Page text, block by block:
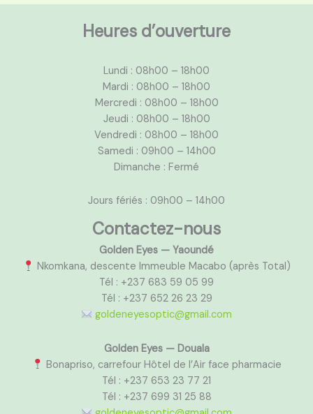
Heures d’ouverture
Lundi : 08h00 – 18h00
Mardi : 08h00 – 18h00
Mercredi : 08h00 – 18h00
Jeudi : 08h00 – 18h00
Vendredi : 08h00 – 18h00
Samedi : 09h00 – 14h00
Dimanche : Fermé
Jours fériés : 09h00 – 14h00
Contactez-nous
Golden Eyes — Yaoundé
Nkomkana, descente Immeuble Macabo (après Total)
Tél : +237 683 59 05 99
Tél : +237 652 26 23 29
goldeneyesoptic@gmail.com
Golden Eyes — Douala
Bonapriso, carrefour Hôtel de l’Air face pharmacie
Tél : +237 653 23 77 21
Tél : +237 699 31 25 88